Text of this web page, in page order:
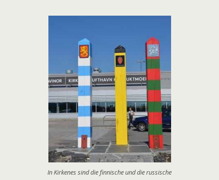
In Kirkenes sind die finnische und die russische